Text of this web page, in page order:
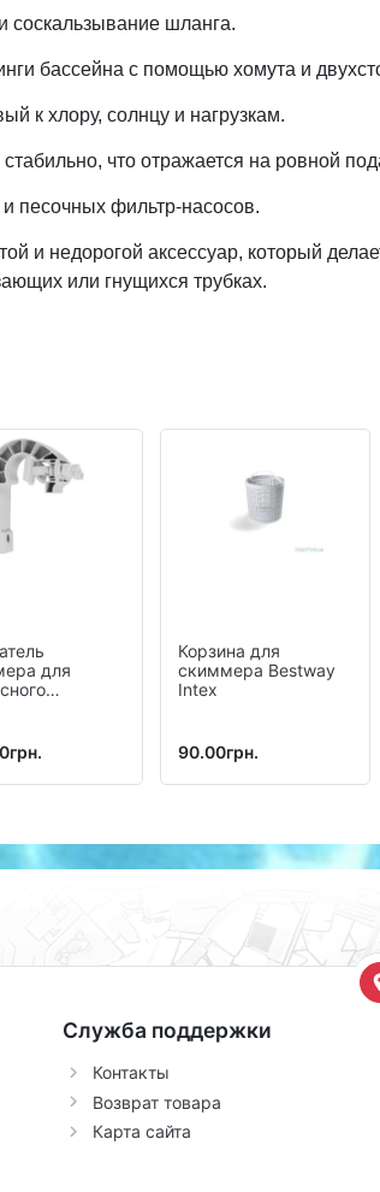
соскальзывание шланга.
бассейна с помощью хомута и
к хлору, солнцу и нагрузкам.
что отражается на ровной
песочных фильтр-насосов.
и недорогой аксессуар, который
или гнущихся трубках.
для
Корзина для
скиммера Bestway
Intex
90.00грн.
Служба поддержки
Контакты
Возврат товара
Карта сайта